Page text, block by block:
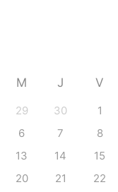
M J V
29 30 1
6 7 8
13 14 15
20 21 22